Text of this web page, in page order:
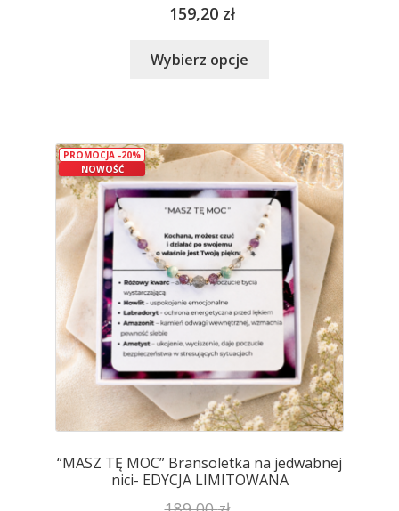
159,20 zł
Wybierz opcje
wariantów.
Opcje
można
wybrać
stronie
produktu
NOWOŚĆ
PROMOCJA -20%
“MASZ TĘ MOC” Bransoletka na jedwabnej
nici- EDYCJA LIMITOWANA